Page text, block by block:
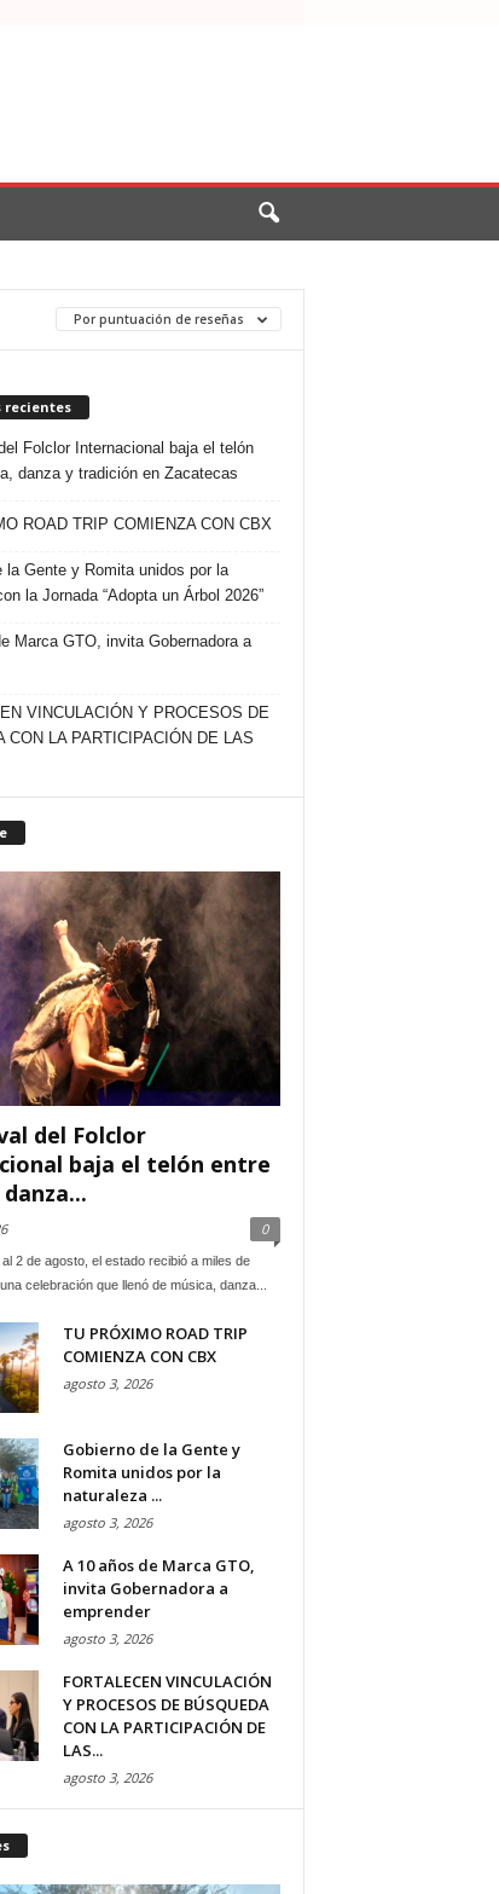
Por puntuación de reseñas
recientes
Folclor Internacional baja el telón
danza y tradición en Zacatecas
ROAD TRIP COMIENZA CON CBX
la Gente y Romita unidos por la
la Jornada “Adopta un Árbol 2026”
Marca GTO, invita Gobernadora a
VINCULACIÓN Y PROCESOS DE
CON LA PARTICIPACIÓN DE LAS
del Folclor
baja el telón entre
0
al 2 de agosto, el estado recibió a miles de
celebración que llenó de música, danza...
TU PRÓXIMO ROAD TRIP
COMIENZA CON CBX
agosto 3, 2026
Gobierno de la Gente y
Romita unidos por la
naturaleza ...
agosto 3, 2026
A 10 años de Marca GTO,
invita Gobernadora a
emprender
agosto 3, 2026
FORTALECEN VINCULACIÓN
Y PROCESOS DE BÚSQUEDA
CON LA PARTICIPACIÓN DE
LAS...
agosto 3, 2026